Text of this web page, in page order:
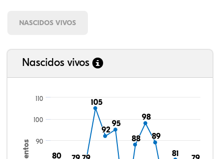
NASCIDOS VIVOS
Nascidos vivos
80
80
105
105
92
92
95
95
88
88
98
98
89
89
81
81
90
100
110